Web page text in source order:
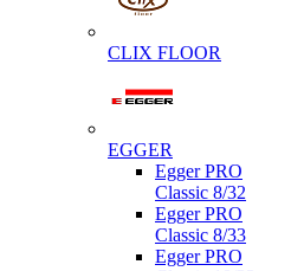
CLIX FLOOR
EGGER
Egger PRO
Classic 8/32
Egger PRO
Classic 8/33
Egger PRO